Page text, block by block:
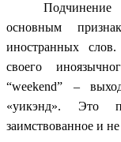
основным
иностранных
своего
“weekend” –
«уикэнд». Это
заимствованное и